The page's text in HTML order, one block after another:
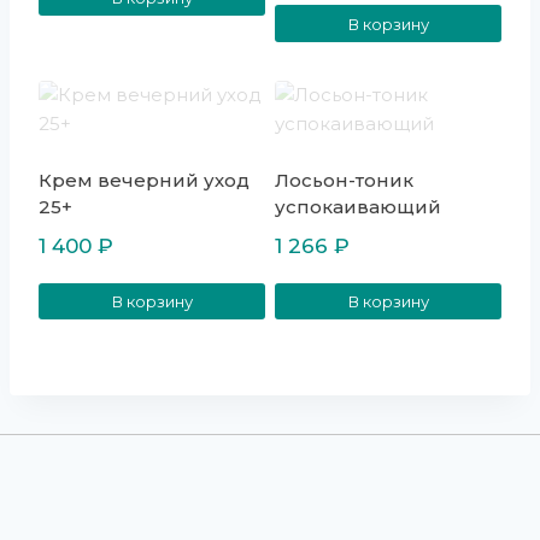
В корзину
Крем вечерний уход
25+
1 400 ₽
В корзину
Лосьон-тоник
успокаивающий
1 266 ₽
В корзину